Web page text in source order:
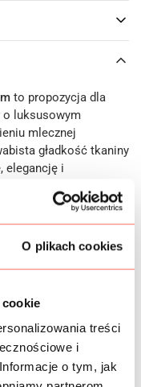
O plikach cookies
treści
i
o tym, jak
to propozycja dla
o luksusowym
mlecznej
gładkość tkaniny
elegancję i
łączy pożądaną
w rezultacie
nieprzezierna. W
stosowania
i
uczucie
reaguje na
na precyzyjne
drapowania. To